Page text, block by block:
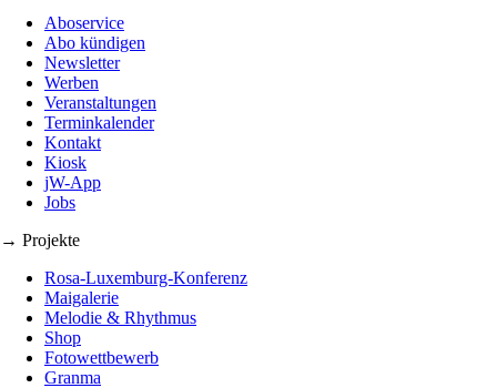
Aboservice
Abo kündigen
Newsletter
Werben
Veranstaltungen
Terminkalender
Kontakt
Kiosk
jW-App
Jobs
→ Projekte
Rosa-Luxemburg-Konferenz
Maigalerie
Melodie & Rhythmus
Shop
Fotowettbewerb
Granma